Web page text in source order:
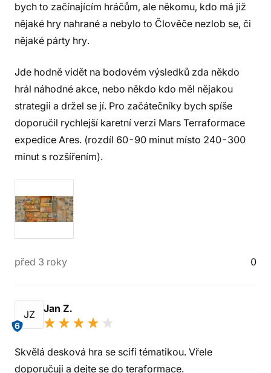
bych to začínajícím hráčům, ale někomu, kdo má již
nějaké hry nahrané a nebylo to Člověče nezlob se, či
nějaké párty hry.
Jde hodně vidět na bodovém výsledků zda někdo
hrál náhodné akce, nebo někdo kdo měl nějakou
strategii a držel se jí. Pro začátečníky bych spíše
doporučil rychlejší karetní verzi Mars Terraformace
expedice Ares. (rozdíl 60-90 minut místo 240-300
minut s rozšířením).
před 3 roky 0
JZ
6
Jan Z.
Skvělá desková hra se scifi tématikou. Vřele
doporučuji a dejte se do teraformace.